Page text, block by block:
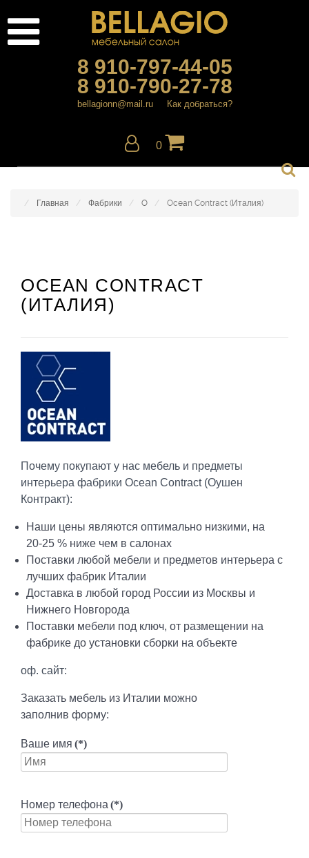
8 910-797-44-05
8 910-790-27-78
bellagionn@mail.ru Как добраться?
0
Главная Фабрики O Ocean Contract (Италия)
OCEAN CONTRACT
(ИТАЛИЯ)
Почему покупают у нас мебель и предметы
интерьера фабрики Ocean Contract (Оушен
Контракт):
Наши цены являются оптимально низкими, на
20-25 % ниже чем в салонах
Поставки любой мебели и предметов интерьера с
лучших фабрик Италии
Доставка в любой город России из Москвы и
Нижнего Новгорода
Поставки мебели под ключ, от размещении на
фабрике до установки сборки на объекте
оф. сайт:
Заказать мебель из Италии можно
заполнив форму:
Ваше имя (*)
Номер телефона (*)